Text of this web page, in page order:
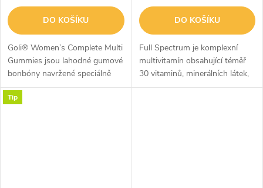
DO KOŠÍKU
Goli® Women’s Complete Multi
Gummies jsou lahodné gumové
bonbóny navržené speciálně
pro ženy, které chtějí každý den
doplnit důležité vitamíny a
DO KOŠÍKU
Full Spectrum je komplexní
multivitamín obsahující téměř
30 vitaminů, minerálních látek,
stopových prvků a antioxidantů
Tip